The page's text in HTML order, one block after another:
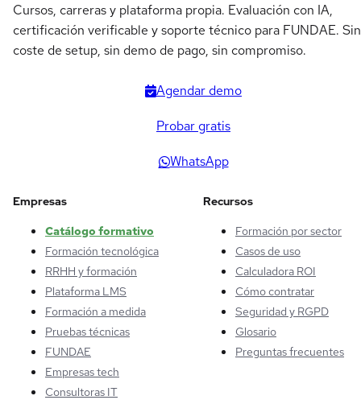
Cursos, carreras y plataforma propia. Evaluación con IA,
certificación verificable y soporte técnico para FUNDAE. Sin
coste de setup, sin demo de pago, sin compromiso.
Agendar demo
Probar gratis
WhatsApp
Empresas
Catálogo formativo
Formación tecnológica
RRHH y formación
Plataforma LMS
Formación a medida
Pruebas técnicas
FUNDAE
Empresas tech
Consultoras IT
Recursos
Formación por sector
Casos de uso
Calculadora ROI
Cómo contratar
Seguridad y RGPD
Glosario
Preguntas frecuentes